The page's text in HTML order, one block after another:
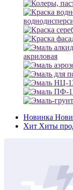
акриловая
Новинка
Хит Хиты